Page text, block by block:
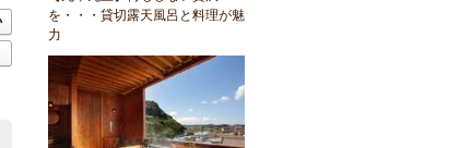
を・・・貸切露天風呂と料理が魅
力